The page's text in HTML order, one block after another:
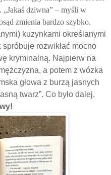
„Jakaś dziwna” – myśli w
zmienia bardzo szybko.
kuzynkami określanymi
rozwikłać mocno
kryminalną. Najpierw na
a potem z wózka
głowa z burzą jasnych
twarz”. Co było dalej,